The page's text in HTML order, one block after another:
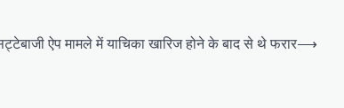
ऐप मामले में याचिका खारिज होने के बाद से थे फरार⟶